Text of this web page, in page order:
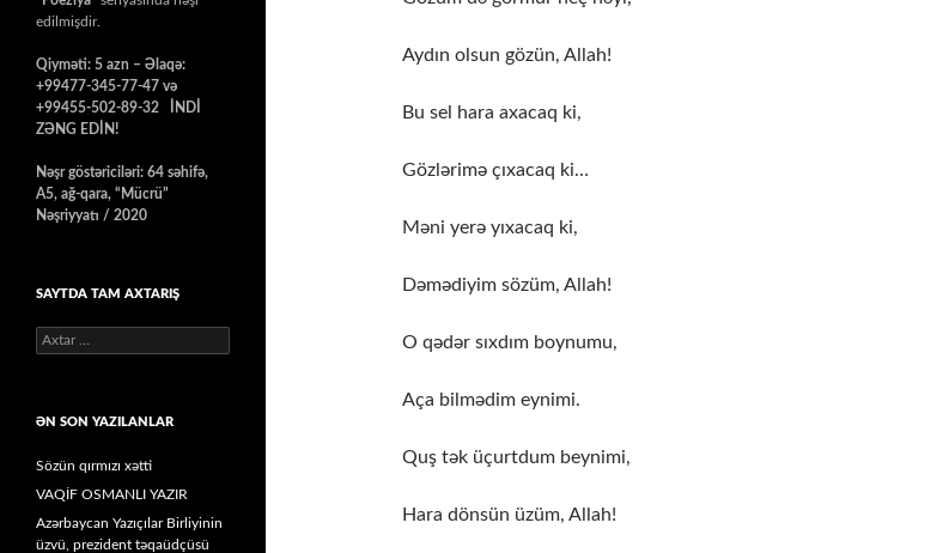
Aydın olsun gözün, Allah!
Bu sel hara axacaq ki,
Gözlərimə çıxacaq ki…
Məni yerə yıxacaq ki,
Dəmədiyim sözüm, Allah!
O qədər sıxdım boynumu,
Aça bilmədim eynimi.
Quş tək üçurtdum beynimi,
Hara dönsün üzüm, Allah!
edilmişdir.
Qiyməti: 5 azn – Əlaqə:
+99477-345-77-47 və
+99455-502-89-32 İNDİ
ZƏNG EDİN!
Nəşr göstəriciləri: 64 səhifə,
A5, ağ-qara, “Mücrü”
Nəşriyyatı / 2020
SAYTDA TAM AXTARIŞ
Axtarış:
ƏN SON YAZILANLAR
Sözün qırmızı xətti
VAQİF OSMANLI YAZIR
Azərbaycan Yazıçılar Birliyinin
üzvü, prezident təqaüdçüsü